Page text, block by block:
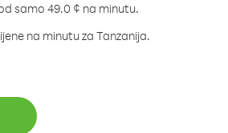
samo 49.0 ¢ na minutu.
na minutu za Tanzanija.